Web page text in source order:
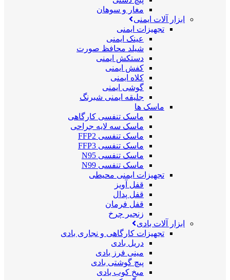
مغار و سوهان
ابزار آلات ایمنی
تجهیزات ایمنی
عینک ایمنی
شیلد محافظ صورت
دستکش ایمنی
کفش ایمنی
کلاه ایمنی
گوشی ایمنی
جلیقه ایمنی شبرنگ
ماسک ها
ماسک تنفسی کارگاهی
ماسک سه لایه جراحی
ماسک تنفسی FFP2
ماسک تنفسی FFP3
ماسک تنفسی N95
ماسک تنفسی N99
تجهیزات ایمنی محیطی
قفل آویز
قفل پدال
قفل فرمان
زنجیر چرخ
ابزار آلات بادی
تجهیزات کارگاهی و نجاری بادی
دریل بادی
مینی فرز بادی
پیچ گوشتی بادی
میخ کوب بادی